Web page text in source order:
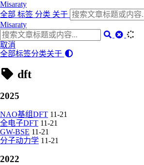
Misaraty
全部 标签 分类 关于
Misaraty
取消
全部标签分类关于
dft
2025
NAO基组DFT 11-21
全电子DFT 11-21
GW-BSE 11-21
分子动力学 11-21
2022